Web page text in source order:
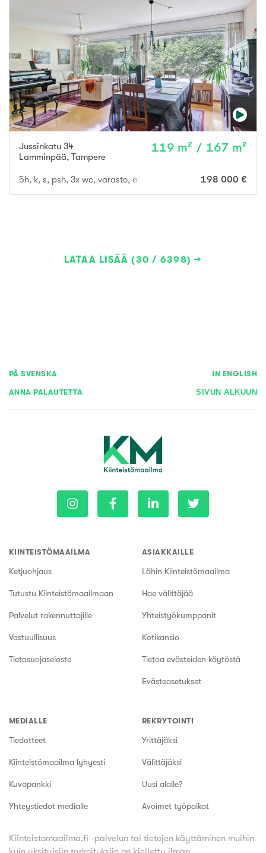
Jussinkatu 34
Lamminpää, Tampere
119 m² / 167 m²
5h, k, s, psh, 3x wc, varasto, at, vh, terassi 198 000 €
LATAA LISÄÄ (30 / 6398)
PÅ SVENSKA IN ENGLISH
ANNA PALAUTETTA SIVUN ALKUUN
KIINTEISTÖMAAILMA
Ketjuohjaus
Tutustu Kiinteistömaailmaan
Palvelut rakennuttajille
Vastuullisuus
Tietosuojaseloste
ASIAKKAILLE
Lähin Kiinteistömaailma
Hae välittäjää
Yhteistyökumppanit
Kotikansio
Tietoa evästeiden käytöstä
Evästeasetukset
MEDIALLE
Tiedotteet
Kiinteistömaailma lyhyesti
Kuvapankki
Yhteystiedot medialle
REKRYTOINTI
Yrittäjäksi
Välittäjäksi
Uusi alalle?
Avoimet työpaikat
Kiinteistomaailma.fi -palvelun tai tietojen käyttäminen muihin